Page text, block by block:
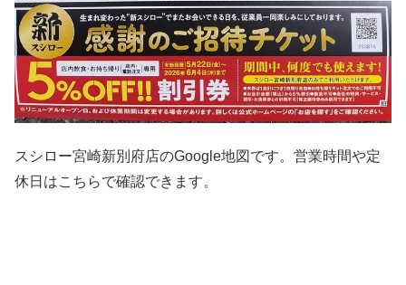
スシロー宮崎新別府店のGoogle地図です。営業時間や定
休日はこちらで確認できます。